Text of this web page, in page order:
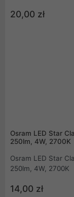
20,00 zł
Osram LED Star
250lm, 4W, 2700K
Osram LED Star
250lm, 4W, 2700K
14,00 zł